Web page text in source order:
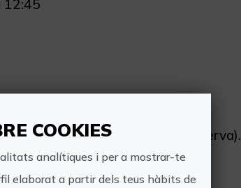
12:45
(punt indicat després de la reserva).
COOKIES
analítiques i per a mostrar-te
elaborat a partir dels teus hàbits de